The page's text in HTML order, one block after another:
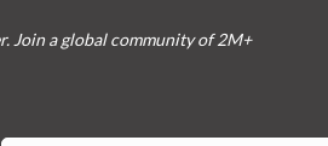
Join a global community of 2M+